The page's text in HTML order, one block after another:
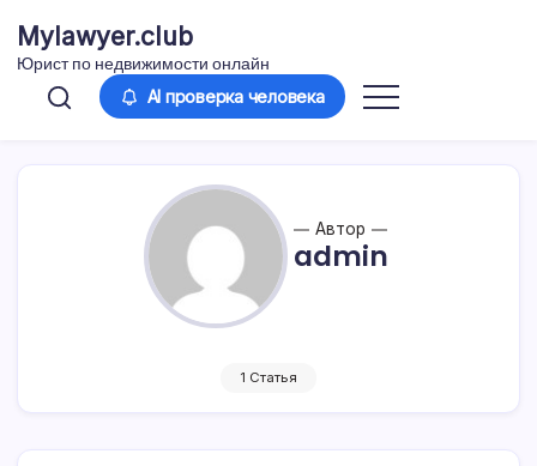
содержимому
Mylawyer.club
Юрист по недвижимости онлайн
AI проверка человека
Автор
admin
1 Статья